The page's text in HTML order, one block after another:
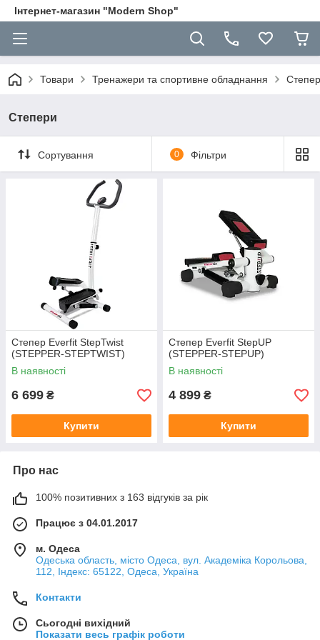
Інтернет-магазин "Modern Shop"
Товари Тренажери та спортивне обладнання
Степери
Сортування 0 Фільтри
Степер Everfit StepTwist
(STEPPER-STEPTWIST)
В наявності
6 699 ₴
Купити
Степер Everfit StepUP
(STEPPER-STEPUP)
В наявності
4 899 ₴
Купити
Про нас
100% позитивних з 163 відгуків за рік
Працює з 04.01.2017
м. Одеса
Одеська область, місто Одеса, вул. Академіка Корольова,
112, Індекс: 65122, Одеса, Україна
Контакти
Сьогодні вихідний
Показати весь графік роботи